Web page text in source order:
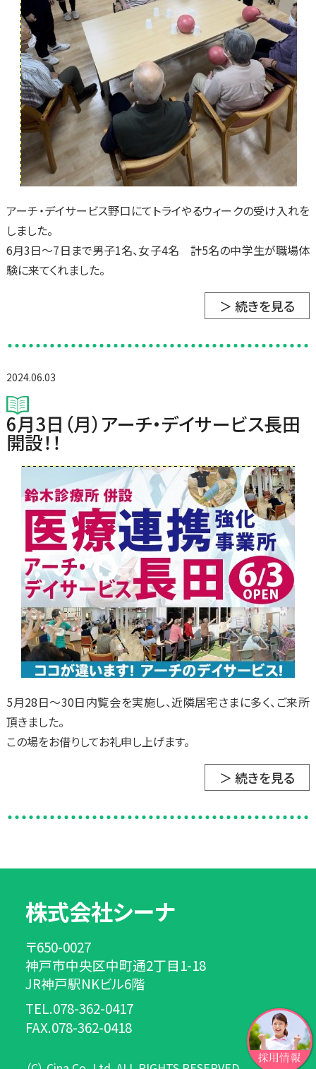
アーチ・デイサービス野口にてトライやるウィークの受け入れを
しました。
6月3日～7日まで男子1名、女子4名 計5名の中学生が職場体
験に来てくれました。
＞ 続きを見る
2024.06.03
6月3日（月）アーチ・デイサービス長田
開設！！
5月28日～30日内覧会を実施し、近隣居宅さまに多く、ご来所
頂きました。
この場をお借りしてお礼申し上げます。
＞ 続きを見る
株式会社シーナ
〒650-0027
神戸市中央区中町通2丁目1-18
JR神戸駅NKビル6階
TEL.078-362-0417
FAX.078-362-0418